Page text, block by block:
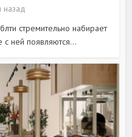
назад
стремительно набирает
с ней появляются...